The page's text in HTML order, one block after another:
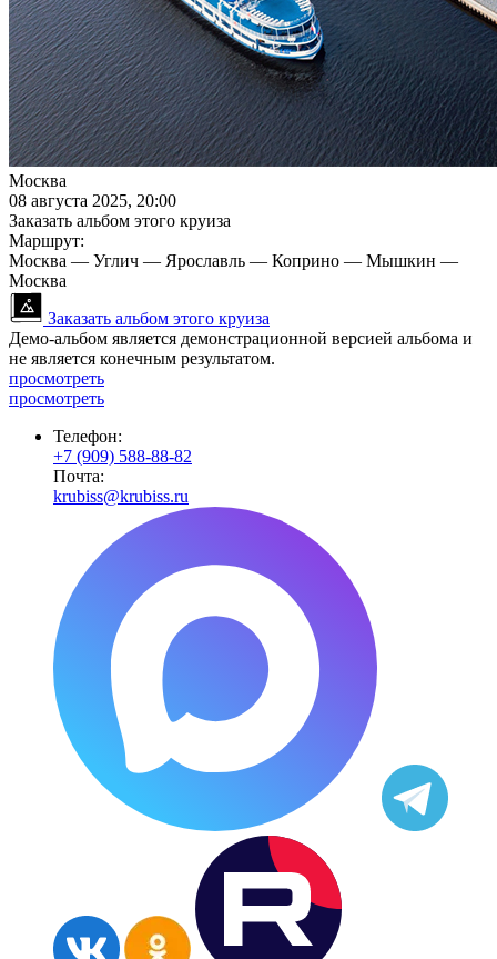
Москва
08 августа 2025, 20:00
Заказать альбом этого круиза
Маршрут:
Москва — Углич — Ярославль — Коприно — Мышкин —
Москва
Заказать альбом этого круиза
Демо-альбом является демонстрационной версией альбома и
не является конечным результатом.
просмотреть
просмотреть
Телефон:
+7 (909) 588-88-82
Почта:
krubiss@krubiss.ru